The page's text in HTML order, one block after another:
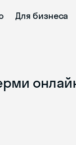
Для бизнеса